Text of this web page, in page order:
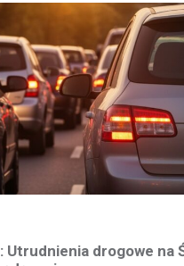
Utrudnienia drogowe na